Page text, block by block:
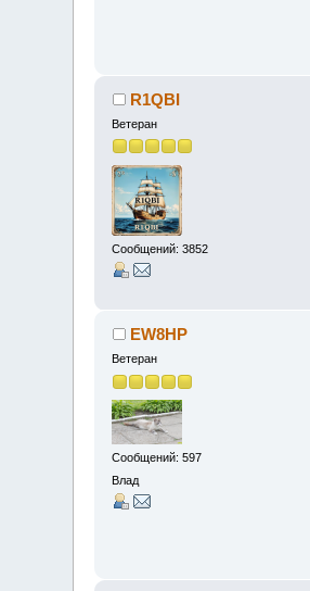
R1QBI
Ветеран
Сообщений: 3852
EW8HP
Ветеран
Сообщений: 597
Влад